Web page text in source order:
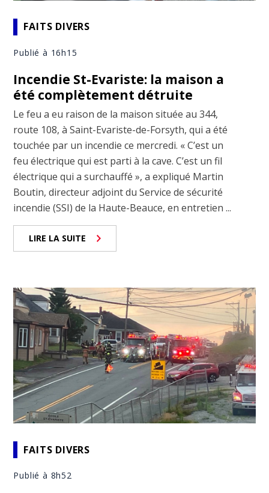
FAITS DIVERS
Publié à 16h15
Incendie St-Evariste: la maison a
été complètement détruite
Le feu a eu raison de la maison située au 344,
route 108, à Saint-Evariste-de-Forsyth, qui a été
touchée par un incendie ce mercredi. « C’est un
feu électrique qui est parti à la cave. C’est un fil
électrique qui a surchauffé », a expliqué Martin
Boutin, directeur adjoint du Service de sécurité
incendie (SSI) de la Haute-Beauce, en entretien ...
LIRE LA SUITE
FAITS DIVERS
Publié à 8h52